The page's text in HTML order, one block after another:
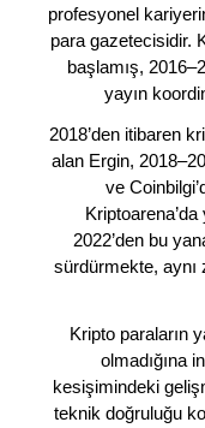
profesyonel
para gazetecisidir.
başlamış,
yayın
2018’den itibaren
alan Ergin,
ve
Kriptoarena’da
2022’den bu
sürdürmekte, aynı
Kripto paraların
olmadığına
kesişimindeki
teknik doğruluğu